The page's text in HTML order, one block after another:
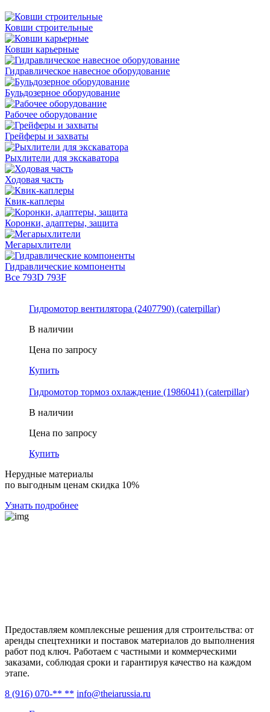
Ковши строительные
Ковши карьерные
Гидравлическое навесное оборудование
Бульдозерное оборудование
Рабочее оборудование
Грейферы и захваты
Рыхлители для экскаватора
Ходовая часть
Квик-каплеры
Коронки, адаптеры, защита
Мегарыхлители
Гидравлические компоненты
Все 793D 793F
Гидромотор вентилятора (2407790) (caterpillar)
В наличии
Цена по запросу
Купить
Гидромотор тормоз охлаждение (1986041) (caterpillar)
В наличии
Цена по запросу
Купить
Нерудные материалы
по выгодным ценам скидка 10%
Узнать подробнее
Предоставляем комплексные решения для строительства: от
аренды спецтехники и поставок материалов до выполнения
работ под ключ. Работаем с частными и коммерческими
заказами, соблюдая сроки и гарантируя качество на каждом
этапе.
8 (916) 070-** ** info@theiarussia.ru